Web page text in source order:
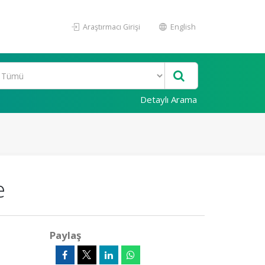
Araştırmacı Girişi English
Detaylı Arama
Paylaş